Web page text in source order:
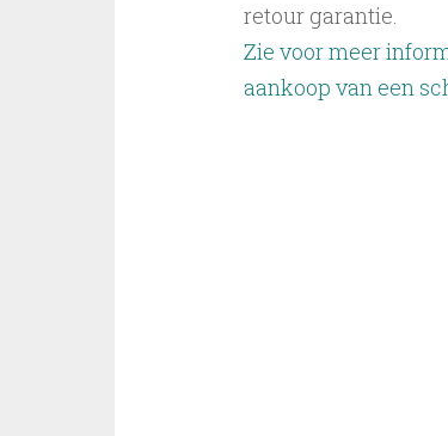
retour garantie.
Zie voor meer
aankoop van een